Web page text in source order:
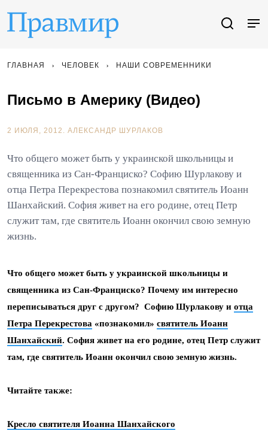
ГЛАВНАЯ ЧЕЛОВЕК НАШИ СОВРЕМЕННИКИ
Письмо в Америку (Видео)
2 ИЮЛЯ, 2012. АЛЕКСАНДР ШУРЛАКОВ
Что общего может быть у украинской школьницы и
священника из Сан-Франциско? Софию Шурлакову и
отца Петра Перекрестова познакомил святитель Иоанн
Шанхайский. София живет на его родине, отец Петр
служит там, где святитель Иоанн окончил свою земную
жизнь.
Что общего может быть у украинской школьницы и
священника из Сан-Франциско? Почему им интересно
переписываться друг с другом? Софию Шурлакову и отца
Петра Перекрестова «познакомил» святитель Иоанн
Шанхайский. София живет на его родине, отец Петр служит
там, где святитель Иоанн окончил свою земную жизнь.
Читайте также:
Кресло святителя Иоанна Шанхайского